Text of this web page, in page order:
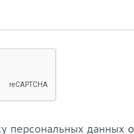
персональных данных